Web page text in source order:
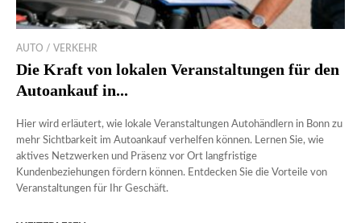
AUTO / VERKEHR
Die Kraft von lokalen Veranstaltungen für den
Autoankauf in...
Hier wird erläutert, wie lokale Veranstaltungen Autohändlern in Bonn zu
mehr Sichtbarkeit im Autoankauf verhelfen können. Lernen Sie, wie
aktives Netzwerken und Präsenz vor Ort langfristige
Kundenbeziehungen fördern können. Entdecken Sie die Vorteile von
Veranstaltungen für Ihr Geschäft.